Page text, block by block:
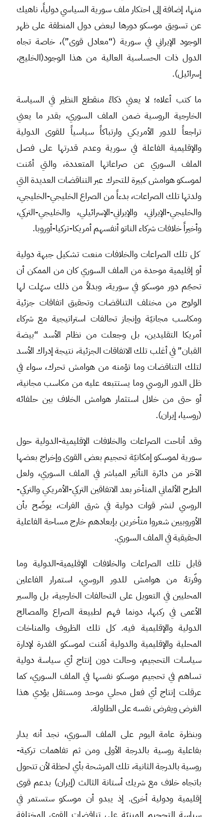
منها، إضافة إلى احتكار ملف سورية السياسي دولياً، ناهيك
عن تسويق موسكو دورها لبعض دول المنطقة على ظهر
الوجود الإيراني في سورية (“معادل قوى”)، خاصة تجاه
الدول ذات الحساسية العالية من هذا الوجود(الخليج،
إسرائيل).
ما كتب أعلاه؛ لا يعني ذكاءً منقطع النظير في السياسة
الخارجية الروسية ضمن الملف السوري، بقدر ما يعني
تراجعاً للدور الأمريكي وارتباكاً سياسياً للقوى الدولية
والإقليمية الفاعلة في سورية وعدم قدرتها على فصل
الملف السوري عن صراعاتها المتعددة، والتي أمّنت
لموسكو هوامش كبيرة للتحرك عبر التناقضات العديدة التي
ولدتها تلك الصراعات، بدءاً من الصراع الخليجي-الخليجي،
والخليجي-الإيراني، والإيراني-الإسرائيلي، والخليجي-التركي،
وأخيراً خلافات شركاء الناتو أنفسهم أمريكا-تركيا-أوروبا.
كل تلك الصراعات والخلافات منعت تشكيل جبهة دولية
أو إقليمية موحدة من الملف السوري كان من الممكن أن
تحجّم دور موسكو في سورية، وبدلاً من ذلك سهّلت لها
الولوج من مختلف التناقضات وتحقيق اتفاقات جزئية
ومكاسب مجانيّة وإنجاز تحالفات استراتيجية مع شركاء
أمريكا التقليدين، بل وجعلت من نظام الأسد “بيضة
القبان” في أغلب تلك الاتفاقات الجزئية، نتيجة إدراك الأسد
لتلك التناقضات وما تؤمنه من هوامش تحرك، سواء في
ظل الدور الروسي وما يستتبعه عليه من مكاسب مجانية،
أو حتى من خلال استثمار هوامش الخلاف بين حلفائه
(روسيا، إيران).
وقد أتاحت الصراعات والخلافات الإقليمية-الدولية حول
سورية لموسكو إمكانيّة تحجيم بعض القوى وإخراج بعضها
الآخر من دائرة التأثير المباشر في الملف السوري، ولعل
الطرح الألماني المتأخر بعد الاتفاقين التركي-الأمريكي والتركي-
الروسي لنشر قوات دولية في شرق الفرات، يوضّح بأن
الأوروبيين شعروا متأخرين بإبعادهم خارج مساحة الفاعلية
الحقيقية في الملف السوري.
قابل تلك الصراعات والخلافات الإقليمية-الدولية وما
وفّرتهُ من هوامش للدور الروسي، استمرار الفاعلين
المحليين في التعويل على التحالفات الخارجية، بل والسير
الأعمى في ركبها، دونما فهم لطبيعة الصراع والمصالح
الدولية والإقليمية فيه. كل تلك الظروف والمناخات
المحلية والإقليمية والدولية أمّنت لموسكو القدرة لإدارة
سياسات التحجيم، وحالت دون إنتاج أي سياسة دولية
تساهم في تحجيم موسكو نفسها في الملف السوري، كما
عرقلت إنتاج أي فعل محلي موحد ومستقل يؤدي هذا
الغرض ويفرض نفسه على الطاولة.
وبنظرة عامة اليوم على الملف السوري، نجد أنه يدار
بفاعلية روسية بالدرجة الأولى ومن ثم تفاهمات تركية-
روسية بالدرجة الثانية، تلك المرشحة بأي لحظة لأن تتحول
باتجاه خلاف مع شريك أستانة الثالث (إيران) بدعم قوى
إقليمية ودولية أخرى. إذ يبدو أن موسكو ستستمر في
سياسة التحجيم المبنيّة على تناقضات القوى المختلفة